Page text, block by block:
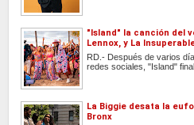
"Island" la canción del
Lennox, y La
RD.- Después de varios
redes sociales, "Island"
La Biggie desata la
Bronx